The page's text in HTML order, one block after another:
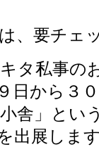
、要チェ
タ私事の
から３
舎」とい
出展しま